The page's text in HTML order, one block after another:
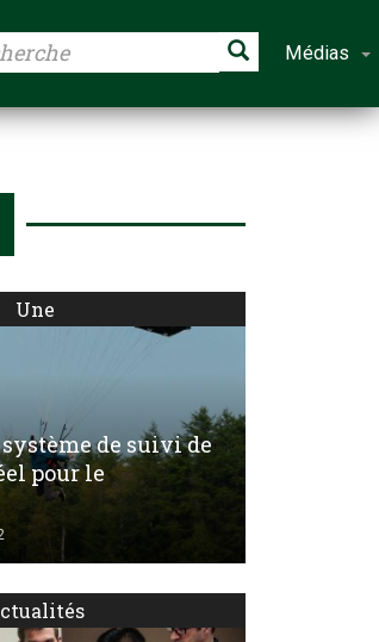
Médias
Une
de suivi de
pour le